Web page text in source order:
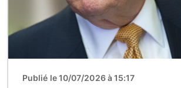
Publié le 10/07/2026 à 15:17